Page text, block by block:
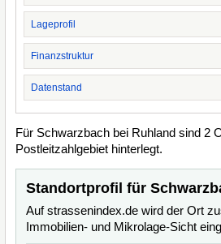
Lageprofil
Finanzstruktur
Datenstand
Für Schwarzbach bei Ruhland sind 2
Postleitzahlgebiet hinterlegt.
Standortprofil für
Auf strassenindex.de wird der Ort
Immobilien- und Mikrolage-Sicht